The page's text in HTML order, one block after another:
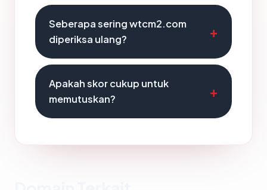
Seberapa sering wtcm2.com
diperiksa ulang?
Apakah skor cukup untuk
memutuskan?